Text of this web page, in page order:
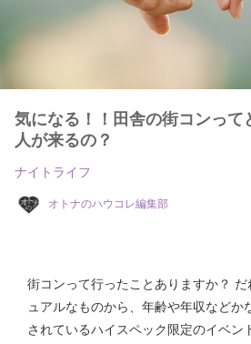
気になる！！田舎の街コンって
人が来るの？
ナイトライフ
オトナのハウコレ編集部
街コンって行ったことありますか？
ュアルなものから、年齢や年収などか
されているハイスペック限定のイベン